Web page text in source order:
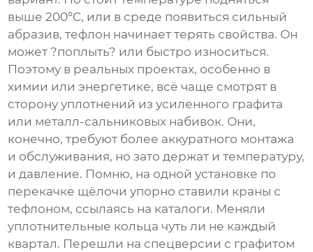
выше 200°C, или в среде появиться сильный
абразив, тефлон начинает терять свойства. Он
может ?поплыть? или быстро износиться.
Поэтому в реальных проектах, особенно в
химии или энергетике, всё чаще смотрят в
сторону уплотнений из усиленного графита
или металл-сальниковых набивок. Они,
конечно, требуют более аккуратного монтажа
и обслуживания, но зато держат и температуру,
и давление. Помню, на одной установке по
перекачке щёлочи упорно ставили краны с
тефлоном, ссылаясь на каталоги. Меняли
уплотнительные кольца чуть ли не каждый
квартал. Перешли на спецверсии с графитом